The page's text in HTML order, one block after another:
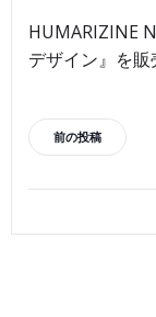
HUMARIZINE
デザイン』を販
投
稿
ナ
前の投稿